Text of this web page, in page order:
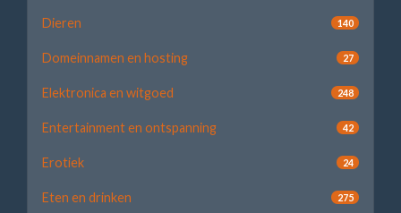
Dieren 140
Domeinnamen en hosting 27
Elektronica en witgoed 248
Entertainment en ontspanning 42
Erotiek 24
Eten en drinken 275